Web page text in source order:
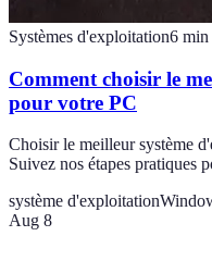
Systèmes d'exploitation6 min
Comment choisir le
pour votre PC
Choisir le meilleur système
Suivez nos étapes pratiques
système d'exploitation
Aug 8